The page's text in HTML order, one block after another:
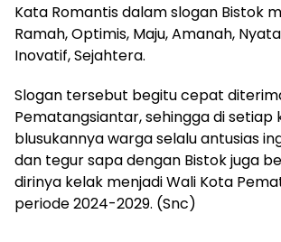
Kata Romantis dalam slogan Bistok
Ramah, Optimis, Maju, Amanah,
Inovatif, Sejahtera.
Slogan tersebut begitu cepat
Pematangsiantar, sehingga di setiap
blusukannya warga selalu antusias
dan tegur sapa dengan Bistok juga
dirinya kelak menjadi Wali Kota
periode 2024-2029. (Snc)